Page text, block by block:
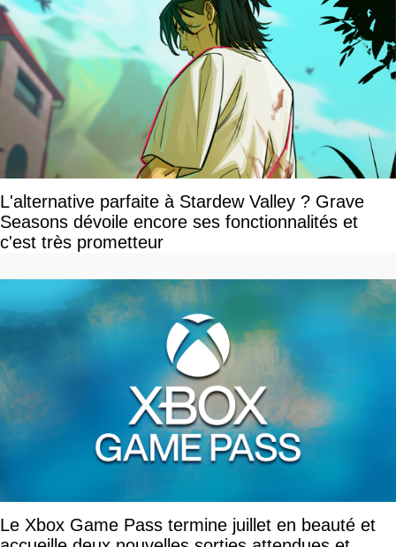
L'alternative parfaite à Stardew Valley ? Grave
Seasons dévoile encore ses fonctionnalités et
c'est très prometteur
Le Xbox Game Pass termine juillet en beauté et